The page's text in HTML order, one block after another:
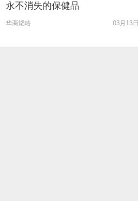
永不消失的保健品
华商韬略 03月13日